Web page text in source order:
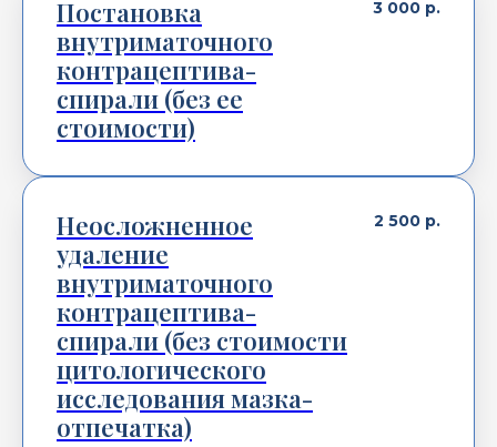
Постановка
внутриматочного
контрацептива-
спирали (без ее
стоимости)
3 000 р.
Неосложненное
удаление
внутриматочного
контрацептива-
спирали (без стоимости
цитологического
исследования мазка-
отпечатка)
2 500 р.